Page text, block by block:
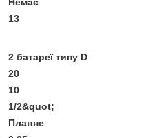
13
2 батареї типу D
20
10
1/2&quot;
Плавне